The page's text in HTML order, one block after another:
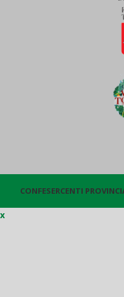
CONFESERCENTI
x